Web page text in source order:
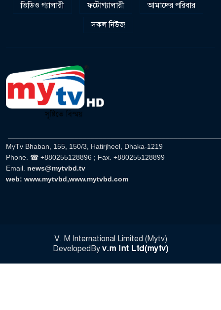
ভিডিও গ্যালারী
ফটোগ্যালারী
আমাদের পরিবার
সকল নিউজ
MyTv Bhaban, 155, 150/3, Hatirjheel, Dhaka-1219
Phone. ☎ +880255128896 ; Fax. +880255128899
Email. news@mytvbd.tv
web: www.mytvbd,www.mytvbd.com
V. M International Limited (Mytv)
DevelopedBy v.m Int Ltd(mytv)